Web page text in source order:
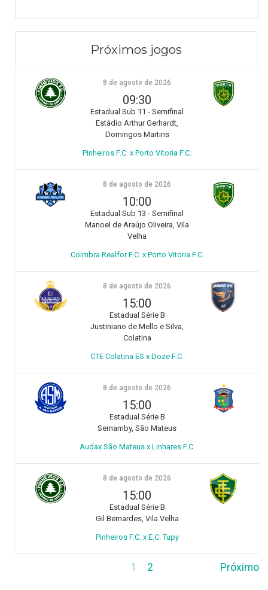
Próximos jogos
8 de agosto de 2026
09:30
Estadual Sub 11 - Semifinal
Estádio Arthur Gerhardt,
Domingos Martins
Pinheiros F.C. x Porto Vitoria F.C.
8 de agosto de 2026
10:00
Estadual Sub 13 - Semifinal
Manoel de Araújo Oliveira, Vila
Velha
Coimbra Realfor F.C. x Porto Vitoria F.C.
8 de agosto de 2026
15:00
Estadual Série B
Justiniano de Mello e Silva,
Colatina
CTE Colatina ES x Doze F.C.
8 de agosto de 2026
15:00
Estadual Série B
Sernamby, São Mateus
Audax São Mateus x Linhares F.C.
8 de agosto de 2026
15:00
Estadual Série B
Gil Bernardes, Vila Velha
Pinheiros F.C. x E.C. Tupy
1 2 Próximo